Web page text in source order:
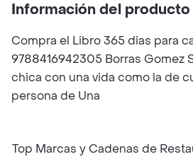
Información del producto
Compra el Libro 365 dias para
9788416942305 Borras Gomez
chica con una vida como la de
persona de Una
Top Marcas y Cadenas de